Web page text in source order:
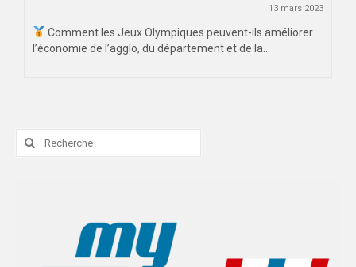
MONTPELLIER
MONTPELLIER
13 mars 2023
Comment les Jeux Olympiques peuvent-ils améliorer
l’économie de l’agglo, du département et de la...
Rechercher